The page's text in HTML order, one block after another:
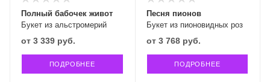
Букет из альстромерий
Полный бабочек живот
от 3 339 руб.
ПОДРОБНЕЕ
Букет из пионовидных роз
Песня пионов
от 3 768 руб.
ПОДРОБНЕЕ